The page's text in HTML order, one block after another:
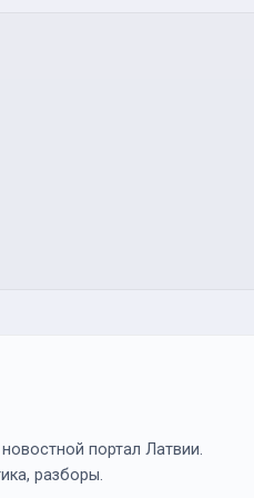
портал Латвии.
разборы.